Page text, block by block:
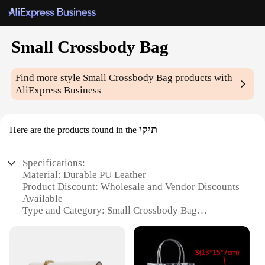
Small Crossbody Bag
Find more style Small Crossbody Bag products with
AliExpress Business
Here are the products found in the תיקי
Specifications:
Material: Durable PU Leather
Product Discount: Wholesale and Vendor Discounts
Available
Type and Category: Small Crossbody Bag
Usage and Purpose: Versatile for Daily Use
Shape or Size or Weight or Quantity: Compact and
Lightweight